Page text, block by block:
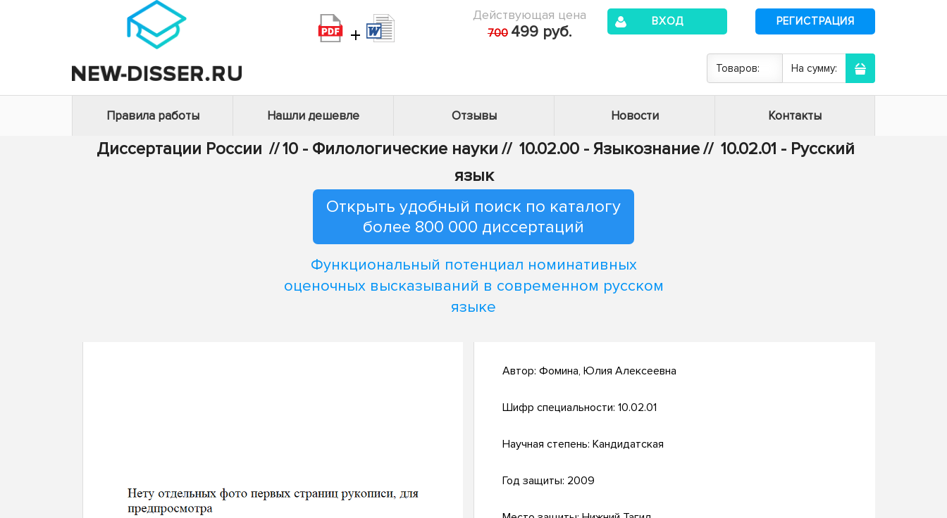
+
Действующая цена
700 499 руб.
ВХОД РЕГИСТРАЦИЯ
Товаров: На сумму:
Правила работы Нашли дешевле Отзывы Новости Контакты
Диссертации России //10 - Филологические науки // 10.02.00 - Языкознание// 10.02.01 - Русский
язык
Открыть удобный поиск по каталогу
более 800 000 диссертаций
Функциональный потенциал номинативных
оценочных высказываний в современном русском
языке
Автор: Фомина, Юлия Алексеевна
Шифр специальности: 10.02.01
Научная степень: Кандидатская
Год защиты: 2009